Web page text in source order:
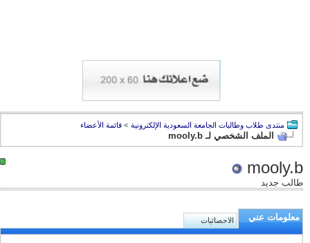
منتدى طلاب وطالبات الجامعة السعودية الإلكترونية > قائمة الأعضاء
الملف الشخصي لـ mooly.b
mooly.b
طالب جديد
معلومات عني الاحصائيات